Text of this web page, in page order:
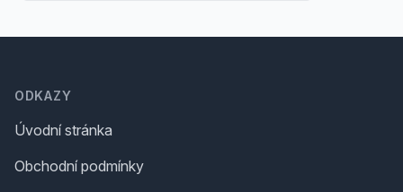
ODKAZY
Úvodní stránka
Obchodní podmínky